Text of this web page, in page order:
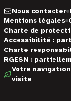
Nous contacter
Mentions légales
Charte de
Accessibilité :
Charte
RGESN :
Votre
visite